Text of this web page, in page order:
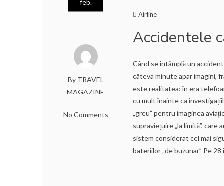
feb.
By TRAVEL
MAGAZINE
No Comments
Airline
Accidentele
Când se întâmplă un
câteva minute apar imagini,
este realitatea: în era
cu mult înainte ca
„greu” pentru imaginea
supraviețuire „la limită”,
sistem considerat cel mai
bateriilor „de buzunar” Pe